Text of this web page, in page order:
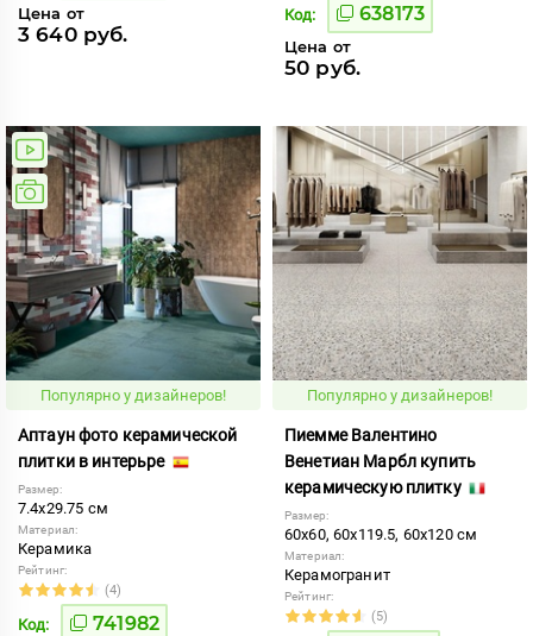
Цена от
3 640 руб.
Код: 638173
Цена от
50 руб.
Популярно у дизайнеров!
Аптаун фото керамической
плитки в интерьре
Размер:
7.4x29.75 см
Материал:
Керамика
Рейтинг:
(4)
Код: 741982
Популярно у дизайнеров!
Пиемме Валентино
Венетиан Марбл купить
керамическую плитку
Размер:
60x60, 60x119.5, 60x120 см
Материал:
Керамогранит
Рейтинг:
(5)